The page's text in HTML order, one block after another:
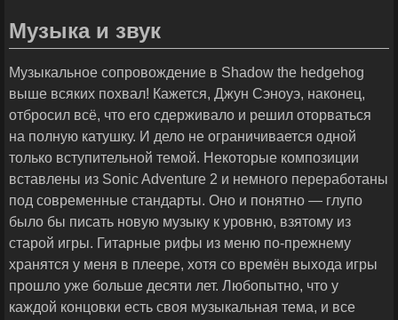
Музыка и звук
Музыкальное сопровождение в Shadow the hedgehog
выше всяких похвал! Кажется, Джун Сэноуэ, наконец,
отбросил всё, что его сдерживало и решил оторваться
на полную катушку. И дело не ограничивается одной
только вступительной темой. Некоторые композиции
вставлены из Sonic Adventure 2 и немного переработаны
под современные стандарты. Оно и понятно — глупо
было бы писать новую музыку к уровню, взятому из
старой игры. Гитарные рифы из меню по-прежнему
хранятся у меня в плеере, хотя со времён выхода игры
прошло уже больше десяти лет. Любопытно, что у
каждой концовки есть своя музыкальная тема, и все